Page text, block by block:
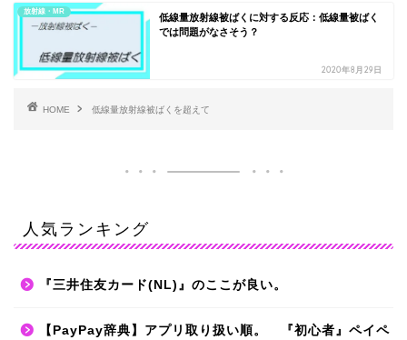
放射線・MR
低線量放射線被ばくに対する反応：低線量被ばく
では問題がなさそう？
2020年8月29日
HOME 低線量放射線被ばくを超えて
人気ランキング
『三井住友カード(NL)』のここが良い。
【PayPay辞典】アプリ取り扱い順。 『初心者』ペイペ